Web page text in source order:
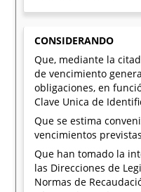
CONSIDERANDO
Que, mediante la
de vencimiento
obligaciones, en
Clave Unica de
Que se estima
vencimientos
Que han tomado la
las Direcciones de
Normas de